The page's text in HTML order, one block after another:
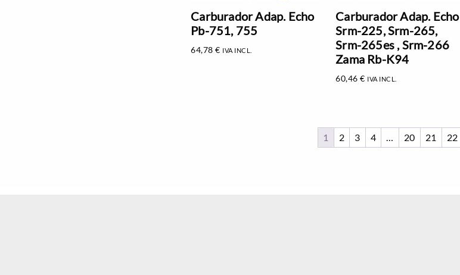
Carburador Adap. Echo
Pb-751, 755
64,78€ IVA INCL.
Carburador Adap. Echo
Srm-225, Srm-265,
Srm-265es , Srm-266
Zama Rb-K94
60,46€ IVA INCL.
1 2 3 4 … 20 21 22